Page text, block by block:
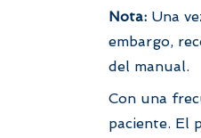
Nota: Una
embargo,
del manual.
Con una
paciente. El